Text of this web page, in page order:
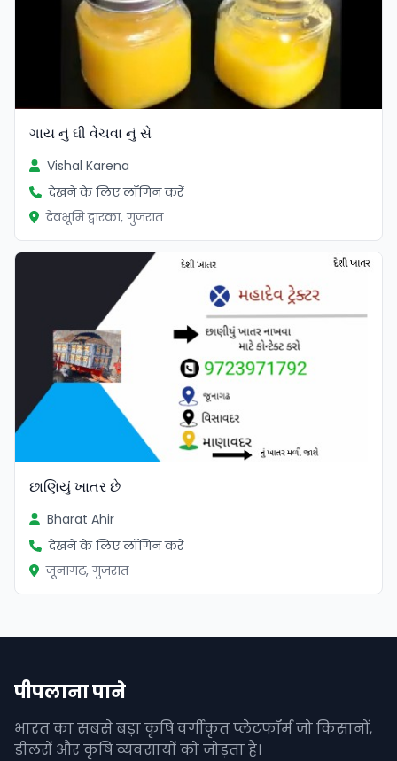
ગાય નું ઘી વેચવા નું સે
Vishal Karena
देखने के लिए लॉगिन करें
देवभूमि द्वारका, गुजरात
છાણિયું ખાતર છે
Bharat Ahir
देखने के लिए लॉगिन करें
जूनागढ़, गुजरात
पीपलाना पाने
भारत का सबसे बड़ा कृषि वर्गीकृत प्लेटफॉर्म जो किसानों,
डीलरों और कृषि व्यवसायों को जोड़ता है।